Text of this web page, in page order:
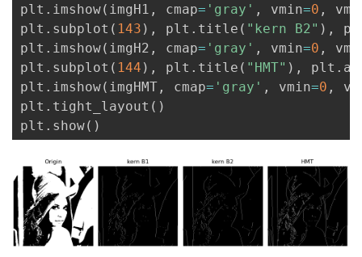
plt . imshow( imgH1 , cmap= 'gray' , vmin=0 ,
plt . subplot ( 143 ) , plt . title ( "kern B2" ) ,
plt . imshow( imgH2 , cmap= 'gray' , vmin=0 ,
plt . subplot ( 144 ) , plt . title ( "HMT" ) , plt .
plt . imshow( imgHMT , cmap= 'gray' , vmin=0 ,
plt . tight_layout ( )
plt . show( )